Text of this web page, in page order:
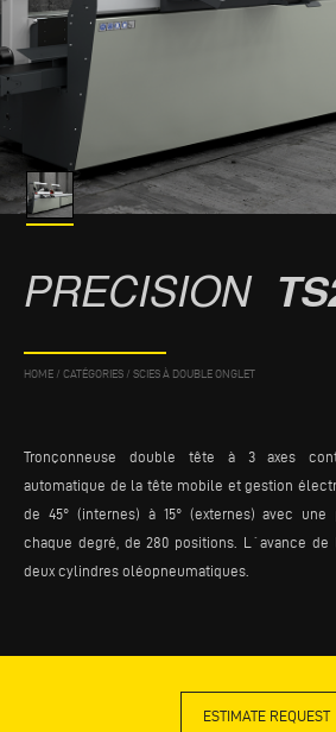
PRECISION
HOME / CATÉGORIES / SCIES À DOUBLE ONGLET
Tronçonneuse double tête à 3 axes
automatique de la tête mobile et gestion
de 45° (internes) à 15° (externes) avec
chaque degré, de 280 positions. L´avance
deux cylindres oléopneumatiques.
ESTIMATE REQUEST